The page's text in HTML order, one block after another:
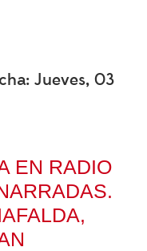
Jueves, 03
EN RADIO